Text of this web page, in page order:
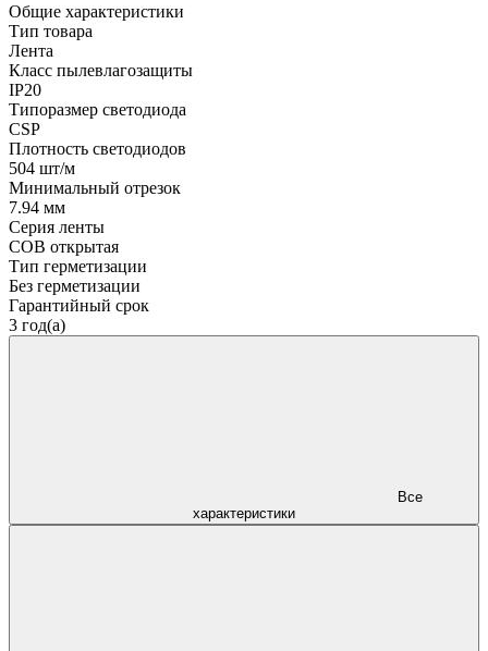
Общие характеристики
Тип товара
Лента
Класс пылевлагозащиты
IP20
Типоразмер светодиода
CSP
Плотность светодиодов
504 шт/м
Минимальный отрезок
7.94 мм
Серия ленты
COB открытая
Тип герметизации
Без герметизации
Гарантийный срок
3 год(а)
характеристики